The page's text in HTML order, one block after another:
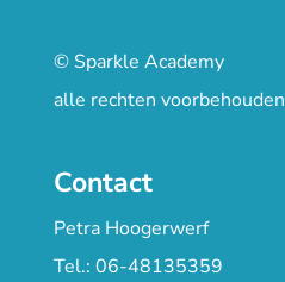
© Sparkle Academy
alle rechten voorbehouden
Contact
Petra Hoogerwerf
Tel.: 06-48135359